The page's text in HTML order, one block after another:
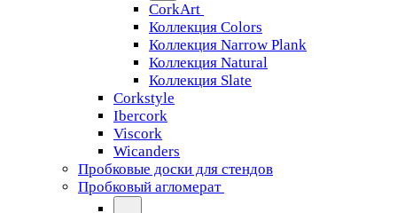
CorkArt
Коллекция Colors
Коллекция Narrow Plank
Коллекция Natural
Коллекция Slate
Corkstyle
Ibercork
Viscork
Wicanders
Пробковые доски для стендов
Пробковый агломерат